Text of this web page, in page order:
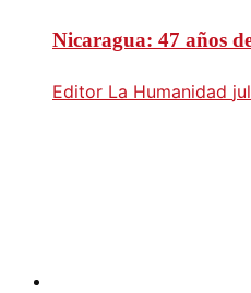
Nicaragua: 47 años
Editor La Humanidad